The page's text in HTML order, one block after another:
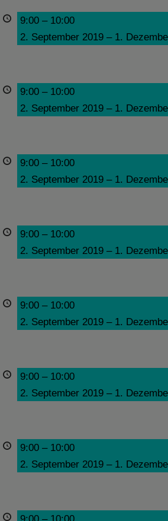
9:00 – 10:00
2. September 2019 – 1.
9:00 – 10:00
2. September 2019 – 1.
9:00 – 10:00
2. September 2019 – 1.
9:00 – 10:00
2. September 2019 – 1.
9:00 – 10:00
2. September 2019 – 1.
9:00 – 10:00
2. September 2019 – 1.
9:00 – 10:00
2. September 2019 – 1.